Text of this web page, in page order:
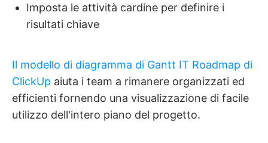
Imposta le attività cardine per definire i
risultati chiave
Il modello di diagramma di Gantt IT Roadmap di
ClickUp aiuta i team a rimanere organizzati ed
efficienti fornendo una visualizzazione di facile
utilizzo dell'intero piano del progetto.